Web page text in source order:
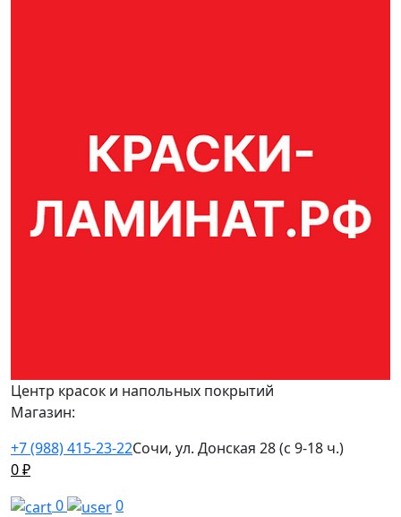
Центр красок и напольных покрытий
Магазин:
+7 (988) 415-23-22Сочи, ул. Донская 28 (с 9-18 ч.)
0₽
0
0